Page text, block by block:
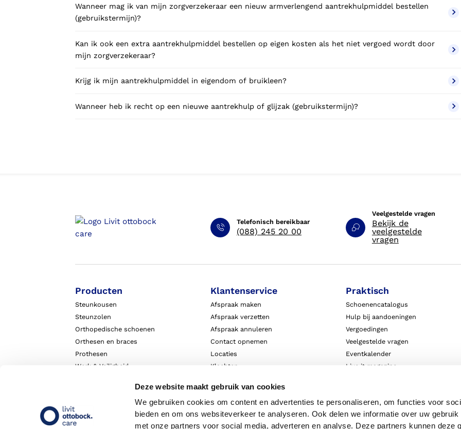
Deze website maakt gebruik van cookies
We gebruiken cookies om content en advertenties te personaliseren, om functies voor
bieden en om ons websiteverkeer te analyseren. Ook delen we informatie over uw
met onze partners voor social media, adverteren en analyse. Deze partners kunnen deze
Wanneer mag ik van mijn zorgverzekeraar een nieuw armverlengend aantrekhulpmiddel bestellen
(gebruikstermijn)?
Kan ik ook een extra aantrekhulpmiddel bestellen op eigen kosten als het niet vergoed wordt door
mijn zorgverzekeraar?
Krijg ik mijn aantrekhulpmiddel in eigendom of bruikleen?
Wanneer heb ik recht op een nieuwe aantrekhulp of glijzak (gebruikstermijn)?
Telefonisch bereikbaar
(088) 245 20 00
Veelgestelde vragen
Bekijk de
veelgestelde
vragen
Producten
Steunkousen
Steunzolen
Orthopedische schoenen
Orthesen en braces
Prothesen
Werk & Veiligheid
Klantenservice
Afspraak maken
Afspraak verzetten
Afspraak annuleren
Contact opnemen
Locaties
Klachten
Praktisch
Schoenencatalogus
Hulp bij aandoeningen
Vergoedingen
Veelgestelde vragen
Eventkalender
Live it magazine
Algemene voorwaarden
Privacy